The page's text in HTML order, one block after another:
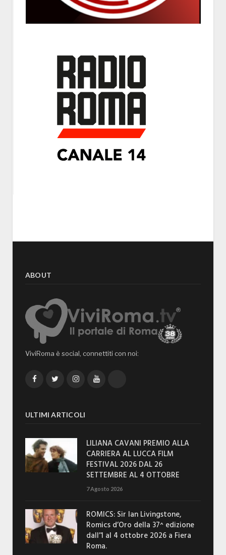
ABOUT
ViviRoma è social, connettiti con noi:
FacebookTwitterInstagramYouTube
ULTIMI ARTICOLI
LILIANA CAVANI PREMIO ALLA
CARRIERA AL LUCCA FILM
FESTIVAL 2026 DAL 26
SETTEMBRE AL 4 OTTOBRE
7 Agosto 2026
ROMICS: Sir Ian Livingstone,
Romics d’Oro della 37^ edizione
dall’1 al 4 ottobre 2026 a Fiera
Roma.